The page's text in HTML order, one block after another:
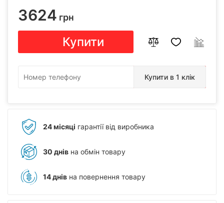
3624 грн
Купити
Купити в 1 клік
24 місяці гарантії від виробника
30 днів на обмін товару
14 днів на повернення товару